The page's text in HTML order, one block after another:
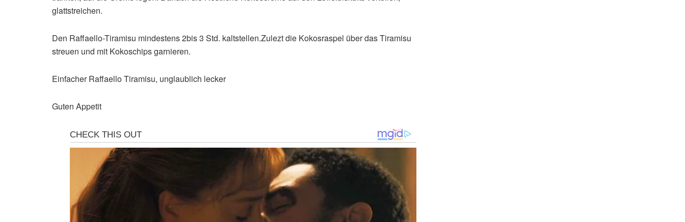
glattstreichen.
Den Raffaello-Tiramisu mindestens 2bis 3 Std. kaltstellen.Zulezt die Kokosraspel über das Tiramisu
streuen und mit Kokoschips garnieren.
Einfacher Raffaello Tiramisu, unglaublich lecker
Guten Appetit